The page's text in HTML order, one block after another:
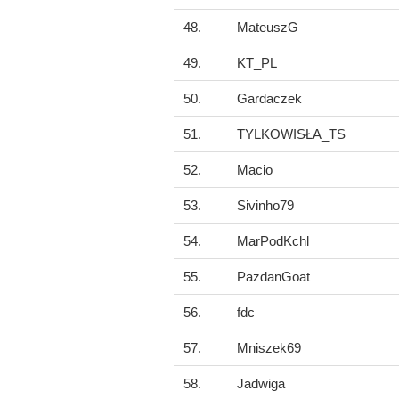
48. MateuszG
49. KT_PL
50. Gardaczek
51. TYLKOWISŁA_TS
52. Macio
53. Sivinho79
54. MarPodKchl
55. PazdanGoat
56. fdc
57. Mniszek69
58. Jadwiga